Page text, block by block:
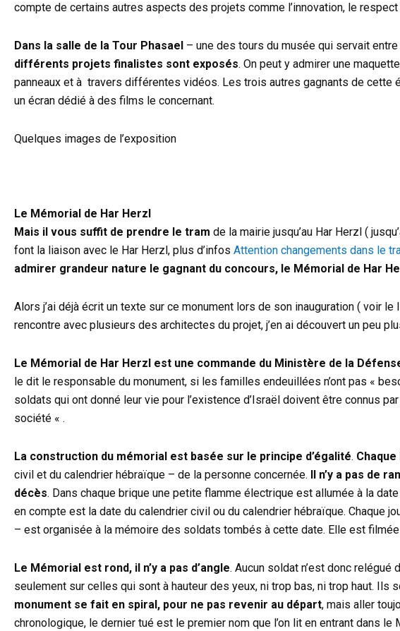
compte de certains autres aspects des projets comme l’innovation, le
Dans la salle de la Tour Phasael – une des tours du musée qui servait
différents projets finalistes sont exposés. On peut y admirer une
panneaux et à travers différentes vidéos. Les trois autres gagnants de
un écran dédié à des films le concernant.
Quelques images de l’exposition
Le Mémorial de Har Herzl
Mais il vous suffit de prendre le tram de la mairie jusqu’au Har Herzl (
font la liaison avec le Har Herzl, plus d’infos Attention changements dans le
admirer grandeur nature le gagnant du concours, le Mémorial de Har
Alors j’ai déjà écrit un texte sur ce monument lors de son inauguration ( voir
rencontre avec plusieurs des architectes du projet, j’en ai découvert un peu
Le Mémorial de Har Herzl est une commande du Ministère de la
le dit le responsable du monument, si les familles endeuillées n’ont pas «
soldats qui ont donné leur vie pour l’existence d’Israël doivent être connus
société « .
La construction du mémorial est basée sur le principe d’égalité.
civil et du calendrier hébraïque – de la personne concernée. Il n’y a pas de
décès. Dans chaque brique une petite flamme électrique est allumée à la
en compte est la date du calendrier civil ou du calendrier hébraïque. Chaque
– est organisée à la mémoire des soldats tombés à cette date. Elle est
Le Mémorial est rond, il n’y a pas d’angle. Aucun soldat n’est donc
seulement sur celles qui sont à hauteur des yeux, ni trop bas, ni trop haut. Ils
monument se fait en spiral, pour ne pas revenir au départ, mais aller
chronologique, le dernier tué est le premier nom que l’on lit en entrant dans le